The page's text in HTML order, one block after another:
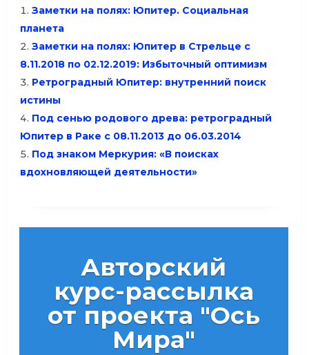
Заметки на полях: Юпитер. Социальная
планета
Заметки на полях: Юпитер в Стрельце с
8.11.2018 по 02.12.2019: Избыточный оптимизм
Ретроградный Юпитер: внутренний поиск
истины
Под сенью родового древа: ретроградный
Юпитер в Раке с 08.11.2013 до 06.03.2014
Под знаком Меркурия: «В поисках
вдохновляющей деятельности»
Авторский
курс-рассылка
от проекта "Ось
Мира"